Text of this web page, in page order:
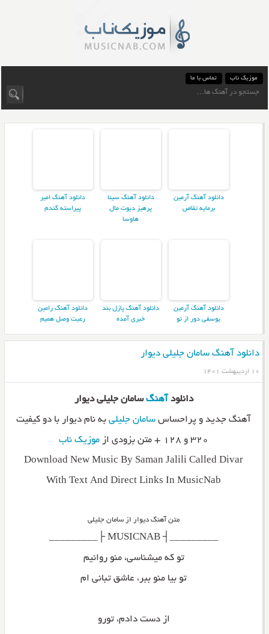
موزیک ناب تماس با ما
دانلود آهنگ آرمین
برمایه تقاص
دانلود آهنگ سینا
پرهیز دیوت مال
هاوسا
دانلود آهنگ امیر
پیراسته گندم
دانلود آهنگ آرمین
یوسفی دور از تو
دانلود آهنگ پازل بند
خبری آمده
دانلود آهنگ رامین
رعیت وصل همیم
دانلود آهنگ سامان جلیلی دیوار
۱۰ اردیبهشت ۱۴۰۱
دانلود آهنگسامان جلیلی دیوار
آهنگ جدید و پراحساس سامان جلیلیبه نام دیوار با دو کیفیت
۳۲۰ و ۱۲۸ + متن بزودی از
موزیک ناب
Download New Music By Saman Jalili Called Divar
With Text And Direct Links In MusicNab
متن آهنگ دیوار از سامان جلیلی
_________┤ MUSICNAB ├_________
تو که میشناسی، منو روانیم
تو بیا منو ببر، عاشق تبانی ام
از دست دادم، تورو